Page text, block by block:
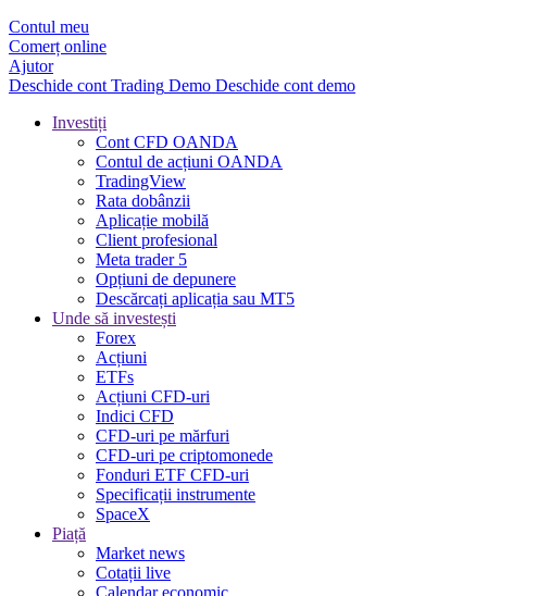
Contul meu
Comerț online
Ajutor
Deschide cont Trading Demo Deschide cont demo
Investiți
Cont CFD OANDA
Contul de acțiuni OANDA
TradingView
Rata dobânzii
Aplicație mobilă
Client profesional
Meta trader 5
Opțiuni de depunere
Descărcați aplicația sau MT5
Unde să investești
Forex
Acțiuni
ETFs
Acțiuni CFD-uri
Indici CFD
CFD-uri pe mărfuri
CFD-uri pe criptomonede
Fonduri ETF CFD-uri
Specificații instrumente
SpaceX
Piață
Market news
Cotații live
Calendar economic